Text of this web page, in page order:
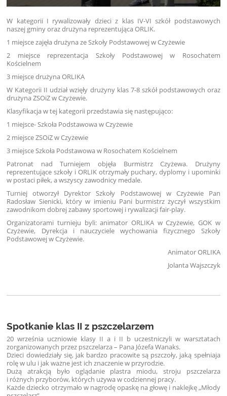
W kategorii I rywalizowały dzieci z klas IV-VI szkół podstawowych
naszej gminy oraz drużyna reprezentująca ORLIK.
1 miejsce zajęła drużyna ze Szkoły Podstawowej w Czyżewie
2 miejsce reprezentacja Szkoły Podstawowej w Rosochatem
Kościelnem
3 miejsce drużyna ORLIKA
W Kategorii II udział wzięły drużyny klas 7-8 szkół podstawowych oraz
drużyna ZSOiZ w Czyżewie.
Klasyfikacja w tej kategorii przedstawia się następująco:
1 miejsce- Szkoła Podstawowa w Czyżewie
2 miejsce ZSOiZ w Czyżewie
3 miejsce Szkoła Podstawowa w Rosochatem Kościelnem
Patronat nad Turniejem objęła Burmistrz Czyżewa. Drużyny
reprezentujące szkoły i ORLIK otrzymały puchary, dyplomy i upominki
w postaci piłek, a wszyscy zawodnicy medale.
Turniej otworzył Dyrektor Szkoły Podstawowej w Czyżewie Pan
Radosław Sienicki, który w imieniu Pani burmistrz życzył wszystkim
zawodnikom dobrej zabawy sportowej i rywalizacji fair-play.
Organizatorami turnieju byli: animator ORLIKA w Czyżewie, GOK w
Czyżewie, Dyrekcja i nauczyciele wychowania fizycznego Szkoły
Podstawowej w Czyżewie.
Animator ORLIKA
Jolanta Wajszczyk
Spotkanie klas II z pszczelarzem
20 września uczniowie klasy II a i II b uczestniczyli w warsztatach
zorganizowanych przez pszczelarza – Pana Józefa Wanaks.
Dzieci dowiedziały się, jak bardzo pracowite są pszczoły, jaką spełniaja
rolę w ulu i jak ważne jest ich znaczenie w przyrodzie.
Dużą atrakcją było oglądanie plastra miodu, stroju pszczelarza
i różnych przyborów, których używa w codziennej pracy.
Każde dziecko otrzymało w nagrodę opaskę na głowę i naklejkę „Młody